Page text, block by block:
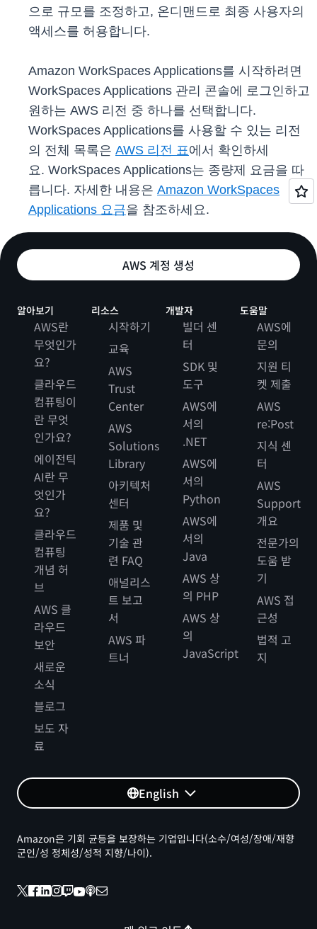
으로 규모를 조정하고, 온디맨드로 최종 사용자의
액세스를 허용합니다.
Amazon WorkSpaces Applications를 시작하려면
WorkSpaces Applications 관리 콘솔에 로그인하고
원하는 AWS 리전 중 하나를 선택합니다.
WorkSpaces Applications를 사용할 수 있는 리전
의 전체 목록은 AWS 리전 표에서 확인하세
요. WorkSpaces Applications는 종량제 요금을 따
릅니다. 자세한 내용은 Amazon WorkSpaces
Applications 요금을 참조하세요.
AWS 계정 생성
알아보기
AWS란
무엇인가
요?
클라우드
컴퓨팅이
란 무엇
인가요?
에이전틱
AI란 무
엇인가
요?
클라우드
컴퓨팅
개념 허
브
AWS 클
라우드
보안
새로운
소식
블로그
보도 자
료
리소스
시작하기
교육
AWS
Trust
Center
AWS
Solutions
Library
아키텍처
센터
제품 및
기술 관
련 FAQ
애널리스
트 보고
서
AWS 파
트너
개발자
빌더 센
터
SDK 및
도구
AWS에
서의
.NET
AWS에
서의
Python
AWS에
서의
Java
AWS 상
의 PHP
AWS 상
의
JavaScript
도움말
AWS에
문의
지원 티
켓 제출
AWS
re:Post
지식 센
터
AWS
Support
개요
전문가의
도움 받
기
AWS 접
근성
법적 고
지
English
Amazon은 기회 균등을 보장하는 기업입니다(소수/여성/장애/재향
군인/성 정체성/성적 지향/나이).